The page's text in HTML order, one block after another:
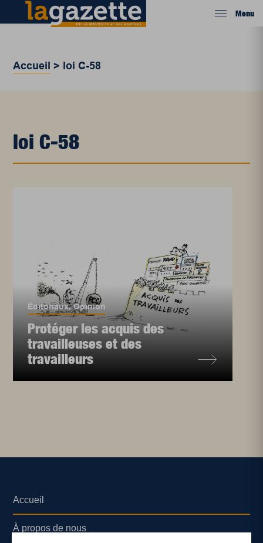
Menu
Accueil > loi C-58
loi C-58
Éditoriaux,Opinion
Protéger les acquis des
travailleuses et des
travailleurs
Accueil
À propos de nous